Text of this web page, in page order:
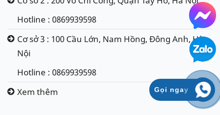
Hotline : 0869939598
Cơ sở 3 : 100 Cầu Lớn, Nam Hồng, Đông Anh, Hà
Nội
Hotline : 0869939598
Xem thêm
Gọi ngay